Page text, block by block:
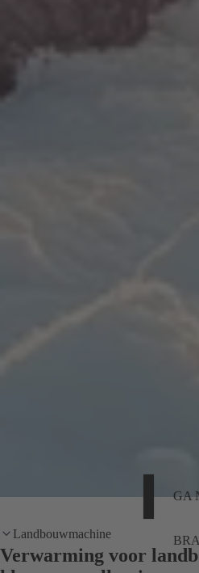
GA
Landbouwmachine
Verwarming voor